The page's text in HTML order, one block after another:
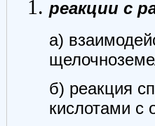
реакции с
а)
б) реакция
кислотами с